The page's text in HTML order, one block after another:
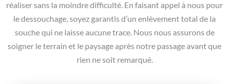
réaliser sans la moindre difficulté. En faisant appel à nous pour
le dessouchage, soyez garantis d’un enlèvement total de la
souche qui ne laisse aucune trace. Nous nous assurons de
soigner le terrain et le paysage après notre passage avant que
rien ne soit remarqué.